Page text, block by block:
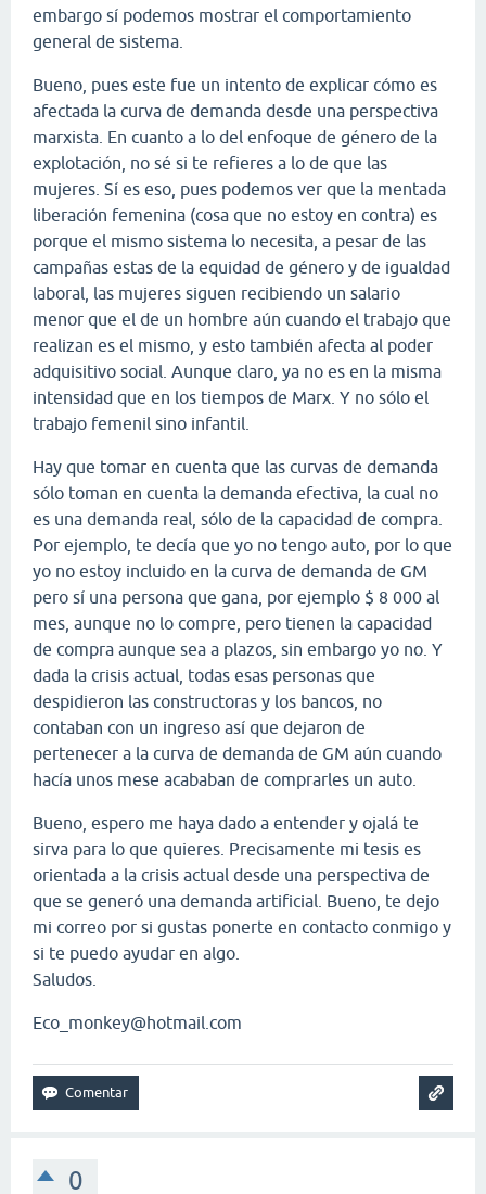
embargo sí podemos mostrar el comportamiento
general de sistema.
Bueno, pues este fue un intento de explicar cómo es
afectada la curva de demanda desde una perspectiva
marxista. En cuanto a lo del enfoque de género de la
explotación, no sé si te refieres a lo de que las
mujeres. Sí es eso, pues podemos ver que la mentada
liberación femenina (cosa que no estoy en contra) es
porque el mismo sistema lo necesita, a pesar de las
campañas estas de la equidad de género y de igualdad
laboral, las mujeres siguen recibiendo un salario
menor que el de un hombre aún cuando el trabajo que
realizan es el mismo, y esto también afecta al poder
adquisitivo social. Aunque claro, ya no es en la misma
intensidad que en los tiempos de Marx. Y no sólo el
trabajo femenil sino infantil.
Hay que tomar en cuenta que las curvas de demanda
sólo toman en cuenta la demanda efectiva, la cual no
es una demanda real, sólo de la capacidad de compra.
Por ejemplo, te decía que yo no tengo auto, por lo que
yo no estoy incluido en la curva de demanda de GM
pero sí una persona que gana, por ejemplo $ 8 000 al
mes, aunque no lo compre, pero tienen la capacidad
de compra aunque sea a plazos, sin embargo yo no. Y
dada la crisis actual, todas esas personas que
despidieron las constructoras y los bancos, no
contaban con un ingreso así que dejaron de
pertenecer a la curva de demanda de GM aún cuando
hacía unos mese acababan de comprarles un auto.
Bueno, espero me haya dado a entender y ojalá te
sirva para lo que quieres. Precisamente mi tesis es
orientada a la crisis actual desde una perspectiva de
que se generó una demanda artificial. Bueno, te dejo
mi correo por si gustas ponerte en contacto conmigo y
si te puedo ayudar en algo.
Saludos.
Eco_monkey@hotmail.com
0